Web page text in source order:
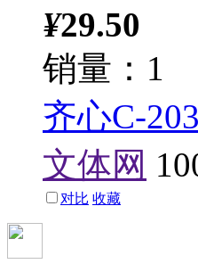
¥29.50
销量：1
齐心C-
文体网
对比 收藏